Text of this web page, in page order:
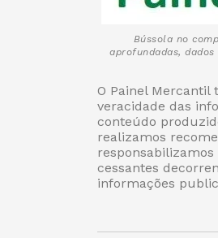
Bússola no
aprofundadas,
O Painel
veracidade das
conteúdo
realizamos
cessantes
informações